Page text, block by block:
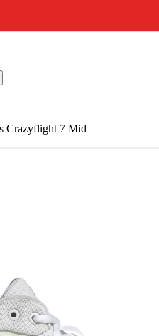
Crazyflight 7 Mid